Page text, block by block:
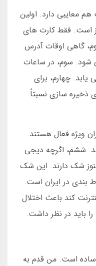
معایبی دارد. اولین
است. فقط کارت های
گاهی اوقات آدرس
سوم، در ساعات
چهارم، برای
ذخیره سازی نسبتاً
ویژه فعال هستند.
ششم، اگرچه دیجی
شک دارند. این شک
در ایران است.
کند باعث اختلال
باید در نظر داشت.
است. من قدم به